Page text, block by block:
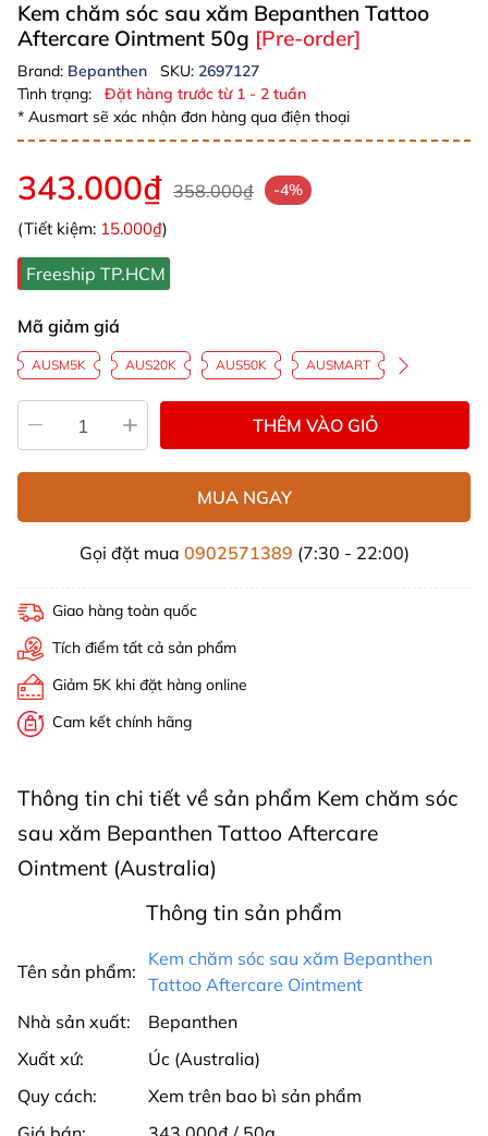
Kem chăm sóc sau xăm Bepanthen Tattoo
Aftercare Ointment 50g [Pre-order]
Brand: Bepanthen SKU: 2697127
Tình trạng:
Đặt hàng trước từ 1 - 2 tuần
* Ausmart sẽ xác nhận đơn hàng qua điện thoại
343.000₫ 358.000₫ -4%
(Tiết kiệm: 15.000₫)
Freeship TP.HCM
Mã giảm giá
AUSM5K AUS20K AUS50K AUSMART
THÊM VÀO GIỎ
MUA NGAY
Gọi đặt mua 0902571389 (7:30 - 22:00)
Giao hàng toàn quốc
Tích điểm tất cả sản phẩm
Giảm 5K khi đặt hàng online
Cam kết chính hãng
Thông tin chi tiết về sản phẩm Kem chăm sóc
sau xăm Bepanthen Tattoo Aftercare
Ointment (Australia)
Thông tin sản phẩm
Tên sản phẩm:
Kem chăm sóc sau xăm Bepanthen
Tattoo Aftercare Ointment
Nhà sản xuất:
Bepanthen
Xuất xứ:
Úc (Australia)
Quy cách:
Xem trên bao bì sản phẩm